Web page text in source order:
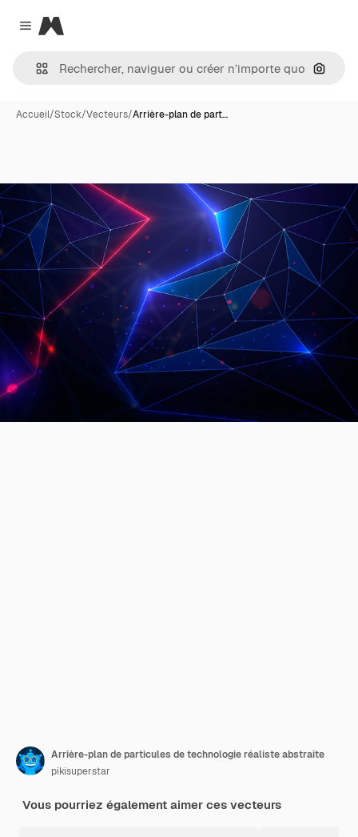
Close menu
Magnific
Accueil/Stock/Vecteurs/Arrière-plan de part…
Arrière-plan de particules de technologie réaliste abstraite
pikisuperstar
Vous pourriez également aimer ces vecteurs